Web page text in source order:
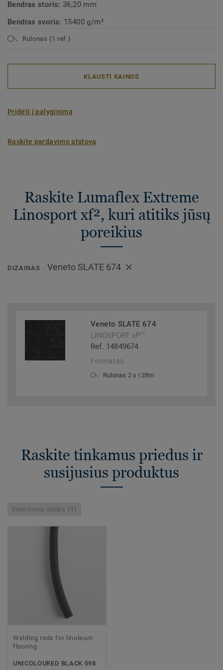
Bendras storis: 36,20 mm
Bendras svoris: 15400 g/m²
Rulonas (1 ref.)
KLAUSTI KAINOS
Pridėti į palyginimą
Raskite pardavimo atstovą
Raskite Lumaflex Extreme
Linosport xf², kuri atitiks jūsų
poreikius
DIZAINAS Veneto SLATE 674
Veneto SLATE 674
LINOSPORT xf²™
Ref. 14849674
Formatas
Rulonas 2 x ≤28m
Raskite tinkamus priedus ir
susijusius produktus
Suvirinimo siūlės (1)
Welding rods for linoleum
flooring
UNICOLOURED BLACK 098